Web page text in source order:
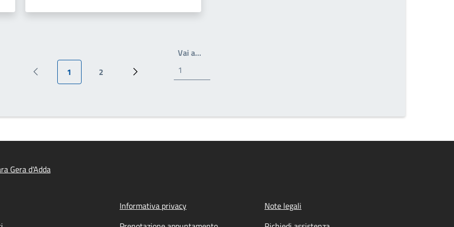
Pagina precedente
Pagina attuale
1
Pagina
2
Prossima pagina
Vai a…Write the page number you want to go to
Gera d'Adda
Informativa privacy
Note legali